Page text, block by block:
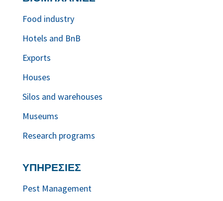
Food industry
Hotels and BnB
Exports
Houses
Silos and warehouses
Museums
Research programs
ΥΠΗΡΕΣΙΕΣ
Pest Management